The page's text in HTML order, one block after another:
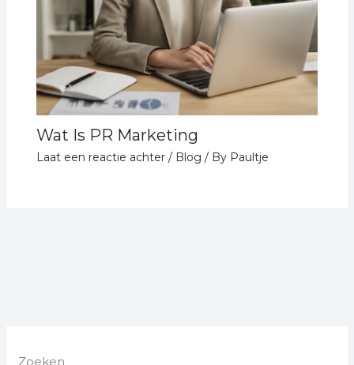
Wat Is PR Marketing
Laat een reactie achter / Blog / By Paultje
Zoeken